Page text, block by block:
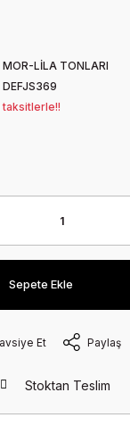
MOR-LİLA TONLARI
DEFJS369
taksitlerle!!
Sepete Ekle
Et Paylaş
Stoktan Teslim